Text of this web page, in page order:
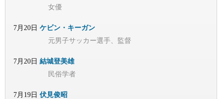
女優
7月20日 ケビン・キーガン
元男子サッカー選手、監督
7月20日 結城登美雄
民俗学者
7月19日 伏見俊昭